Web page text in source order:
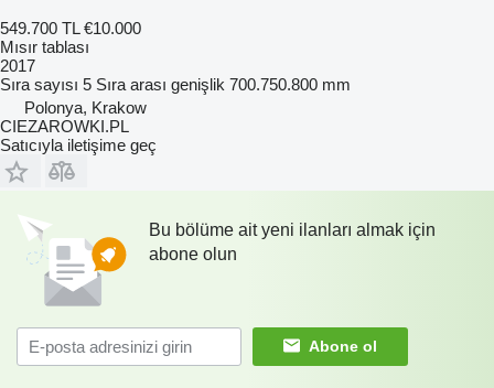
549.700 TL €10.000
Mısır tablası
2017
Sıra sayısı 5 Sıra arası genişlik 700.750.800 mm
Polonya, Krakow
CIEZAROWKI.PL
Satıcıyla iletişime geç
Bu bölüme ait yeni ilanları almak için
abone olun
Abone ol